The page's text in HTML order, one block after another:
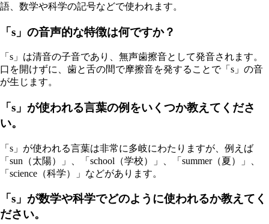
語、数学や科学の記号などで使われます。
「s」の音声的な特徴は何ですか？
「s」は清音の子音であり、無声歯擦音として発音されます。
口を開けずに、歯と舌の間で摩擦音を発することで「s」の音
が生じます。
「s」が使われる言葉の例をいくつか教えてくださ
い。
「s」が使われる言葉は非常に多岐にわたりますが、例えば
「sun（太陽）」、「school（学校）」、「summer（夏）」、
「science（科学）」などがあります。
「s」が数学や科学でどのように使われるか教えてく
ださい。